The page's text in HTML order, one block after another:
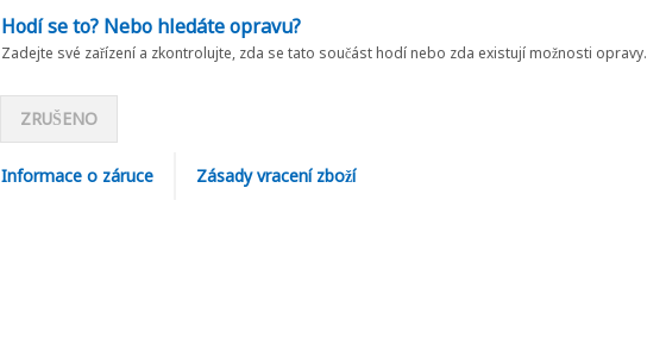
Hodí se to? Nebo hledáte opravu?
Zadejte své zařízení a zkontrolujte, zda se tato součást hodí nebo zda existují možnosti opravy.
ZRUŠENO
Informace o záruce Zásady vracení zboží